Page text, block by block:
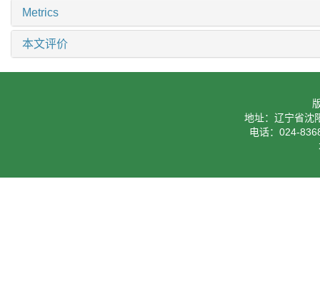
Metrics
本文评价
地址：辽宁省沈
电话：024-